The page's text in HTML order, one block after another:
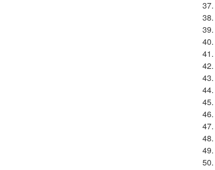
37.
38.
39.
40.
41.
42.
43.
44.
45.
46.
47.
48.
49.
50.